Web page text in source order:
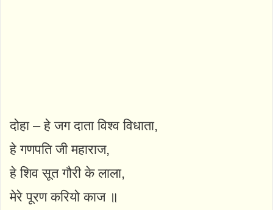
दोहा – हे जग दाता विश्व विधाता,
हे गणपति जी महाराज,
हे शिव सूत गौरी के लाला,
मेरे पूरण करियो काज ॥